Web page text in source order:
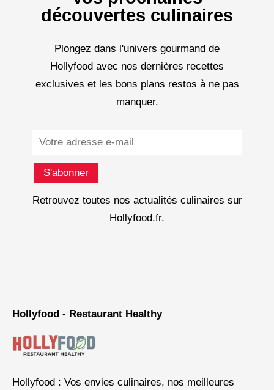
découvertes culinaires
Plongez dans l'univers gourmand de
Hollyfood avec nos dernières recettes
exclusives et les bons plans restos à ne pas
manquer.
S'abonner
Retrouvez toutes nos actualités culinaires sur
Hollyfood.fr.
Hollyfood - Restaurant Healthy
Hollyfood : Vos envies culinaires, nos meilleures